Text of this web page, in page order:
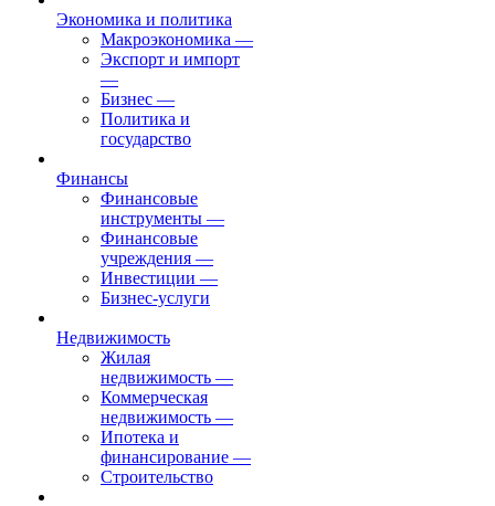
Экономика и политика
Макроэкономика —
Экспорт и импорт
—
Бизнес —
Политика и
государство
Финансы
Финансовые
инструменты —
Финансовые
учреждения —
Инвестиции —
Бизнес-услуги
Недвижимость
Жилая
недвижимость —
Коммерческая
недвижимость —
Ипотека и
финансирование —
Строительство